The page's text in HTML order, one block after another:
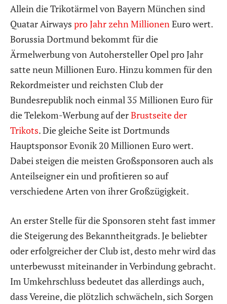
Allein die Trikotärmel von Bayern München sind
Quatar Airways pro Jahr zehn MillionenEuro wert.
Borussia Dortmund bekommt für die
Ärmelwerbung von Autohersteller Opel pro Jahr
satte neun Millionen Euro. Hinzu kommen für den
Rekordmeister und reichsten Club der
Bundesrepublik noch einmal 35 Millionen Euro für
die Telekom-Werbung auf derBrustseite der
Trikots. Die gleiche Seite ist Dortmunds
Hauptsponsor Evonik 20 Millionen Euro wert.
Dabei steigen die meisten Großsponsoren auch als
Anteilseigner ein und profitieren so auf
verschiedene Arten von ihrer Großzügigkeit.
An erster Stelle für die Sponsoren steht fast immer
die Steigerung des Bekanntheitgrads. Je beliebter
oder erfolgreicher der Club ist, desto mehr wird das
unterbewusst miteinander in Verbindung gebracht.
Im Umkehrschluss bedeutet das allerdings auch,
dass Vereine, die plötzlich schwächeln, sich Sorgen